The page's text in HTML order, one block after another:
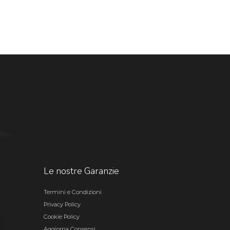
Le nostre Garanzie
Termini e Condizioni
Privacy Policy
Cookie Policy